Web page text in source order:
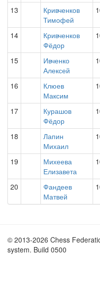
13
Кривченков
Тимофей
14
Кривченков
Фёдор
15
Ивченко
Алексей
16
Клюев
Максим
17
Курашов
Фёдор
18
Лапин
Михаил
19
Михеева
Елизавета
20
Фандеев
Матвей
© 2013-2026 Chess
system. Build 0500